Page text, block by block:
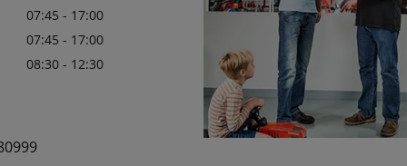
07:45 - 17:00
07:45 - 17:00
08:30 - 12:30